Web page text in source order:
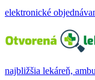
elektronické
najbližšia lekáreň,